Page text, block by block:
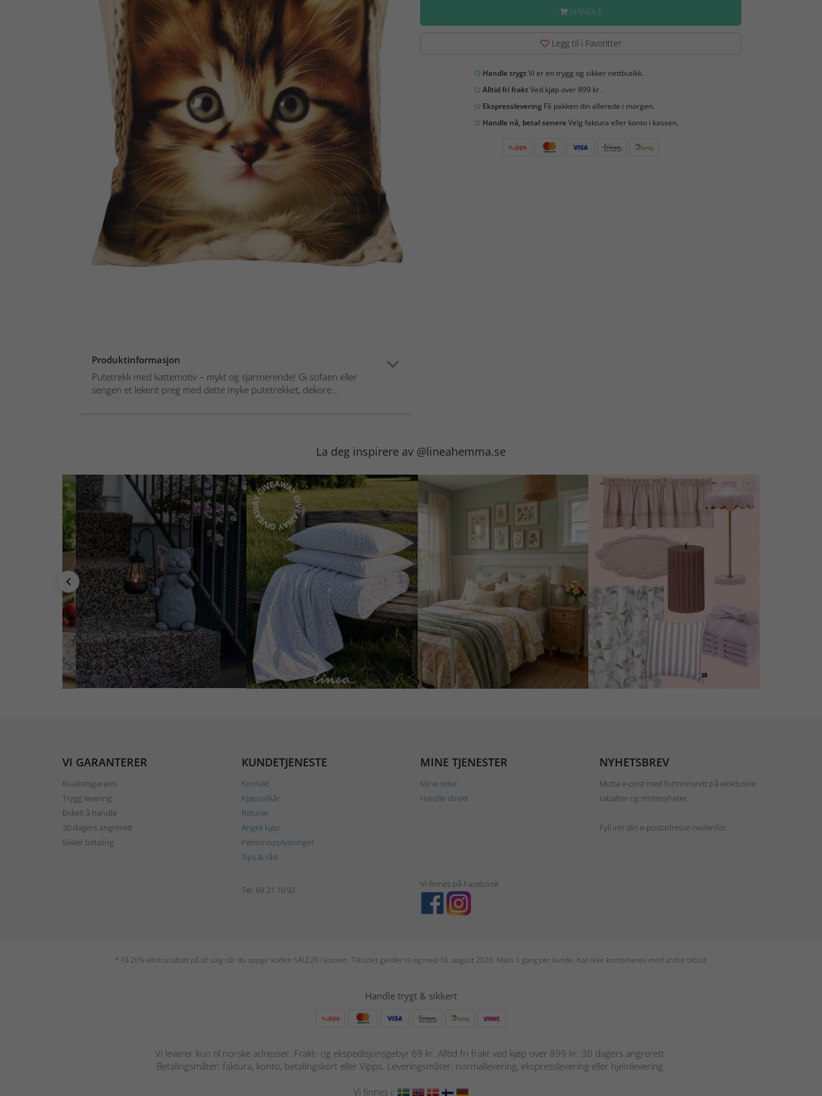
Produktinformasjon
Putetrekk med kattemotiv – mykt og sjarmerende! Gi sofaen eller
sengen et lekent preg med dette myke putetrekket, dekore...
HANDLE
Legg til i Favoritter
Handle trygtVi er en trygg og sikker nettbutikk.
Alltid fri fraktVed kjøp over 899 kr.
EkspressleveringFå pakken din allerede i morgen.
Handle nå, betal senereVelg faktura eller konto i kassen.
La deg inspirere av @lineahemma.se
VI GARANTERER
Kvalitetsgaranti
Trygg levering
Enkelt å handle
30 dagers angrerett
Sikker betaling
KUNDETJENESTE
Kontakt
Kjøpsvilkår
Returer
Angre kjøp
Personopplysninger
Tips & råd
MINE TJENESTER
Mine sider
Handle direkt
NYHETSBREV
Motta e-post med fortrinnsrett på eksklusive
rabatter og motenyheter.
Fyll inn din e-postadresse nedenfor.
Tel: 69 21 10 92
Vi finnes på Facebook
* Få 20% ekstra rabatt på all salg når du oppgir koden SALE20 i kassen. Tilbudet gjelder til og med 16. august 2026. Maks 1 gang per kunde. Kan ikke kombineres med andre tilbud.
Handle trygt & sikkert
Vi leverer kun til norske adresser. Frakt- og ekspedisjonsgebyr 69 kr. Alltid fri frakt ved kjøp over 899 kr. 30 dagers angrerett.
Betalingsmåter: faktura, konto, betalingskort eller Vipps. Leveringsmåter: normallevering, ekspresslevering eller hjemlevering.
Vi finnes i: